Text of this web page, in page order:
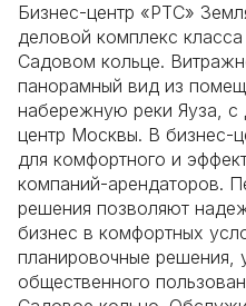
Бизнес-центр «РТС»
деловой комплекс
Садовом кольце.
панорамный вид из
набережную реки Яуза, с
центр Москвы. В бизнес-
для комфортного и
компаний-арендаторов.
решения позволяют
бизнес в комфортных
планировочные решения,
общественного